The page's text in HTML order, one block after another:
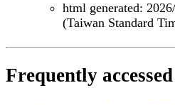
html generated:
(Taiwan Standard
Frequently